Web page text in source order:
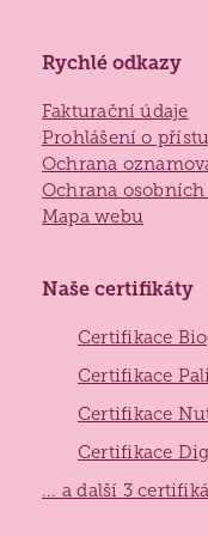
Jak požádat o
Jak to u nás vypadá
Získané
Rychlé odkazy
Fakturační údaje
Prohlášení o
Ochrana
Ochrana
Mapa webu
Naše certifikáty
Certifikace
Certifikace
Certifikace
Certifikace
... a další 3